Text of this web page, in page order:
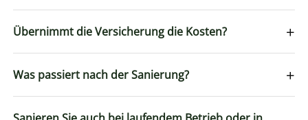
Übernimmt die Versicherung die Kosten? +
Was passiert nach der Sanierung? +